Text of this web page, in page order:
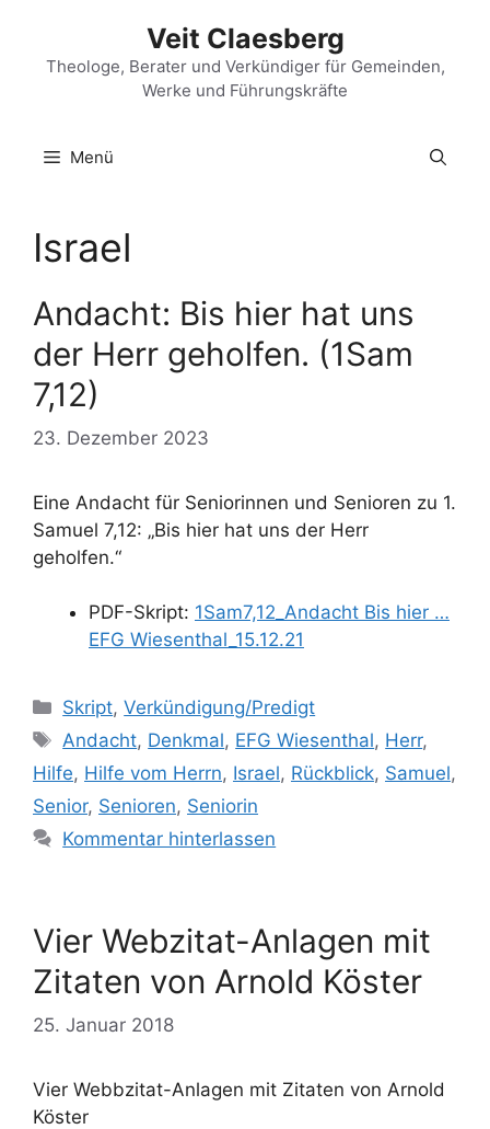
springen
Veit Claesberg
Theologe, Berater und Verkündiger für Gemeinden,
Werke und Führungskräfte
Menü
Israel
Andacht: Bis hier hat uns
der Herr geholfen. (1Sam
7,12)
23. Dezember 2023
Eine Andacht für Seniorinnen und Senioren zu 1.
Samuel 7,12: „Bis hier hat uns der Herr
geholfen.“
PDF-Skript: 1Sam7,12_Andacht Bis hier …
EFG Wiesenthal_15.12.21
Kategorien
Skript,Verkündigung/Predigt
Schlagwörter
Andacht, Denkmal, EFG Wiesenthal, Herr,
Hilfe, Hilfe vom Herrn, Israel, Rückblick, Samuel,
Senior, Senioren, Seniorin
Kommentar hinterlassen
Vier Webzitat-Anlagen mit
Zitaten von Arnold Köster
25. Januar 2018
Vier Webbzitat-Anlagen mit Zitaten von Arnold
Köster